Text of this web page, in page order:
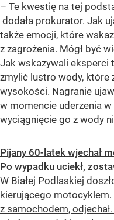
– Te kwestię na tej
dodała prokurator. Jak
także emocji, które
z zagrożenia. Mógł być
Jak wskazywali eksperci
zmylić lustro wody, które
wysokości. Nagranie
w momencie uderzenia
wyciągnięcie go z wody
Pijany 60-latek wjechał
Po wypadku uciekł,
W Białej Podlaskiej
kierującego motocyklem.
z samochodem,